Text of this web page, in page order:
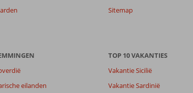
Sitemap
eilanden
TOP 10 VAKANTIES
Vakantie Sicilië
Vakantie Sardinië